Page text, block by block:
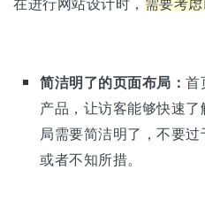
在进行网站设计时， 需要考虑
简洁明了的页面布局： 首
产品，让访客能够快速
局需要简洁明了，不要
或者不知所措。